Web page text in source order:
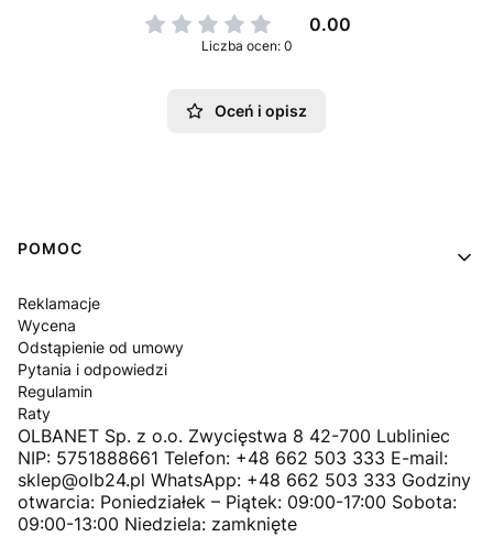
0.00
Liczba ocen: 0
Oceń i opisz
Linki w stopce
POMOC
Reklamacje
Wycena
Odstąpienie od umowy
Pytania i odpowiedzi
Regulamin
Raty
OLBANET Sp. z o.o. Zwycięstwa 8 42-700 Lubliniec
NIP: 5751888661 Telefon: +48 662 503 333 E-mail:
sklep@olb24.pl WhatsApp: +48 662 503 333 Godziny
otwarcia: Poniedziałek – Piątek: 09:00-17:00 Sobota:
09:00-13:00 Niedziela: zamknięte